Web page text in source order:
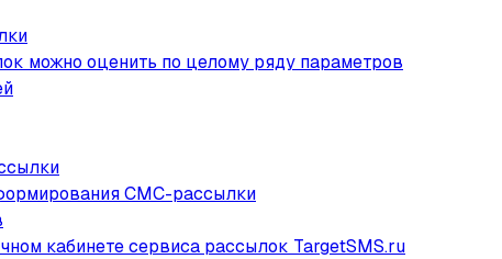
можно оценить по целому ряду параметров
СМС-рассылки
кабинете сервиса рассылок TargetSMS.ru